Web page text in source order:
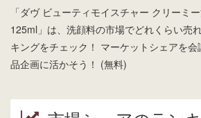
「ダヴ ビューティモイスチャー クリーミ
125ml」は、洗顔料の市場でどれくらい売
キングをチェック！ マーケットシェアを
品企画に活かそう！ (無料)